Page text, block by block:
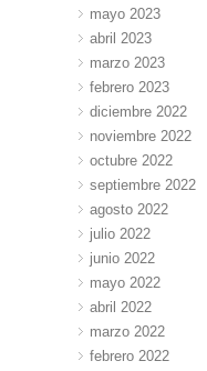
mayo 2023
abril 2023
marzo 2023
febrero 2023
diciembre 2022
noviembre 2022
octubre 2022
septiembre 2022
agosto 2022
julio 2022
junio 2022
mayo 2022
abril 2022
marzo 2022
febrero 2022